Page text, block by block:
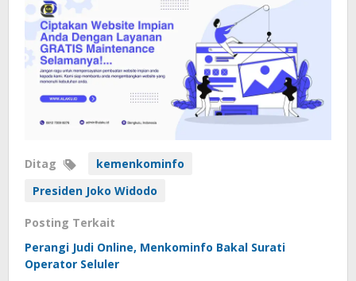
Ditag
kemenkominfo
Presiden Joko Widodo
Posting Terkait
Perangi Judi Online, Menkominfo Bakal Surati
Operator Seluler